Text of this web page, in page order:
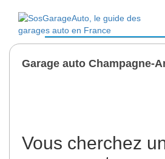
Garage auto Champagne-
Vous cherchez